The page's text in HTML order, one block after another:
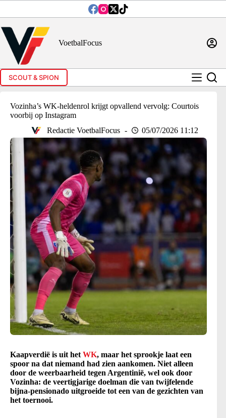
inhoud
VoetbalFocus
SCOUT & SPION
Vozinha’s WK-heldenrol krijgt opvallend vervolg: Courtois
voorbij op Instagram
Redactie VoetbalFocus
05/07/2026 11:12
Kaapverdië is uit het WK, maar het sprookje laat een
spoor na dat niemand had zien aankomen. Niet alleen
door de weerbaarheid tegen Argentinië, wel ook door
Vozinha: de veertigjarige doelman die van twijfelende
bijna-pensionado uitgroeide tot een van de gezichten van
het toernooi.